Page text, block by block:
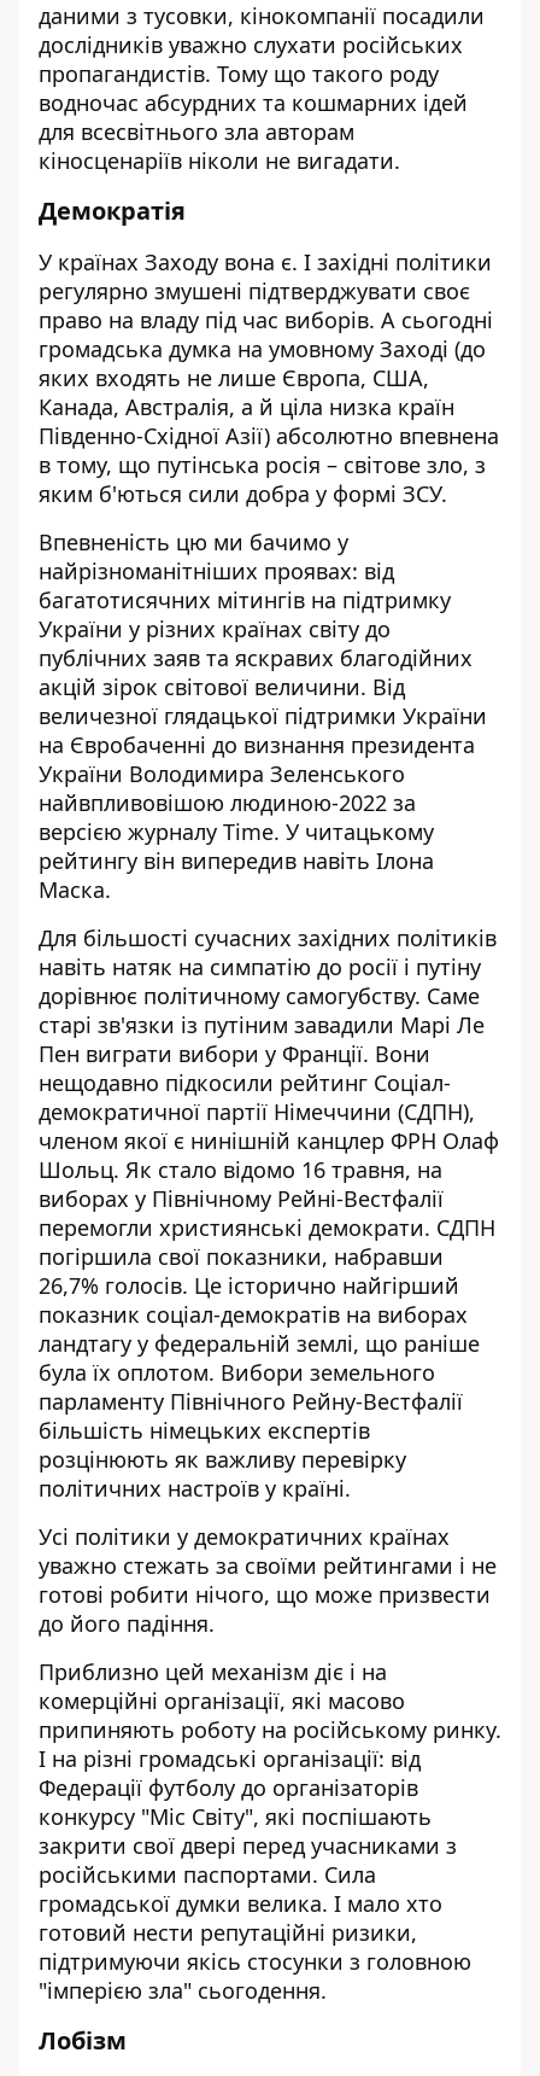
даними з тусовки, кінокомпанії посадили
дослідників уважно слухати російських
пропагандистів. Тому що такого роду
водночас абсурдних та кошмарних ідей
для всесвітнього зла авторам
кіносценаріїв ніколи не вигадати.
Демократія
У країнах Заходу вона є. І західні політики
регулярно змушені підтверджувати своє
право на владу під час виборів. А сьогодні
громадська думка на умовному Заході (до
яких входять не лише Європа, США,
Канада, Австралія, а й ціла низка країн
Південно-Східної Азії) абсолютно впевнена
в тому, що путінська росія – світове зло, з
яким б'ються сили добра у формі ЗСУ.
Впевненість цю ми бачимо у
найрізноманітніших проявах: від
багатотисячних мітингів на підтримку
України у різних країнах світу до
публічних заяв та яскравих благодійних
акцій зірок світової величини. Від
величезної глядацької підтримки України
на Євробаченні до визнання президента
України Володимира Зеленського
найвпливовішою людиною-2022 за
версією журналу Time. У читацькому
рейтингу він випередив навіть Ілона
Маска.
Для більшості сучасних західних політиків
навіть натяк на симпатію до росії і путіну
дорівнює політичному самогубству. Саме
старі зв'язки із путіним завадили Марі Ле
Пен виграти вибори у Франції. Вони
нещодавно підкосили рейтинг Соціал-
демократичної партії Німеччини (СДПН),
членом якої є нинішній канцлер ФРН Олаф
Шольц. Як стало відомо 16 травня, на
виборах у Північному Рейні-Вестфалії
перемогли християнські демократи. СДПН
погіршила свої показники, набравши
26,7% голосів. Це історично найгірший
показник соціал-демократів на виборах
ландтагу у федеральній землі, що раніше
була їх оплотом. Вибори земельного
парламенту Північного Рейну-Вестфалії
більшість німецьких експертів
розцінюють як важливу перевірку
політичних настроїв у країні.
Усі політики у демократичних країнах
уважно стежать за своїми рейтингами і не
готові робити нічого, що може призвести
до його падіння.
Приблизно цей механізм діє і на
комерційні організації, які масово
припиняють роботу на російському ринку.
І на різні громадські організації: від
Федерації футболу до організаторів
конкурсу "Міс Світу", які поспішають
закрити свої двері перед учасниками з
російськими паспортами. Сила
громадської думки велика. І мало хто
готовий нести репутаційні ризики,
підтримуючи якісь стосунки з головною
"імперією зла" сьогодення.
Лобізм